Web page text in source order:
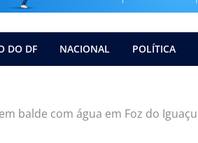
DO DF NACIONAL POLÍTICA
balde com água em Foz do Iguaçu